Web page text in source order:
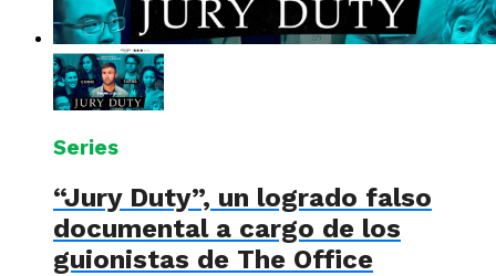
Series
“Jury Duty”, un logrado falso
documental a cargo de los
guionistas de The Office